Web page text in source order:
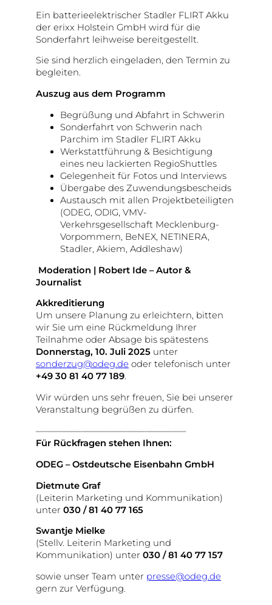
Ein batterieelektrischer Stadler FLIRT Akku
der erixx Holstein GmbH wird für die
Sonderfahrt leihweise bereitgestellt.
Sie sind herzlich eingeladen, den Termin zu
begleiten.
Auszug aus dem Programm
Begrüßung und Abfahrt in Schwerin
Sonderfahrt von Schwerin nach
Parchim im Stadler FLIRT Akku
Werkstattführung & Besichtigung
eines neu lackierten RegioShuttles
Gelegenheit für Fotos und Interviews
Übergabe des Zuwendungsbescheids
Austausch mit allen Projektbeteiligten
(ODEG, ODIG, VMV-
Verkehrsgesellschaft Mecklenburg-
Vorpommern, BeNEX, NETINERA,
Stadler, Akiem, Addleshaw)
Moderation | Robert Ide – Autor &
Journalist
Akkreditierung
Um unsere Planung zu erleichtern, bitten
wir Sie um eine Rückmeldung Ihrer
Teilnahme oder Absage bis spätestens
Donnerstag, 10. Juli 2025 unter
sonderzug@odeg.de oder telefonisch unter
+49 30 81 40 77 189.
Wir würden uns sehr freuen, Sie bei unserer
Veranstaltung begrüßen zu dürfen.
————————————————–
Für Rückfragen stehen Ihnen:
ODEG – Ostdeutsche Eisenbahn GmbH
Dietmute Graf
(Leiterin Marketing und Kommunikation)
unter 030 / 81 40 77 165
Swantje Mielke
(Stellv. Leiterin Marketing und
Kommunikation) unter 030 / 81 40 77 157
sowie unser Team unter presse@odeg.de
gern zur Verfügung.